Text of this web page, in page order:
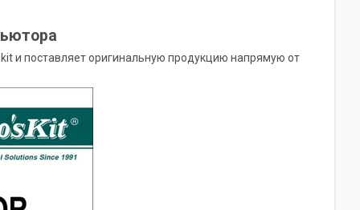
и поставляет оригинальную продукцию напрямую от